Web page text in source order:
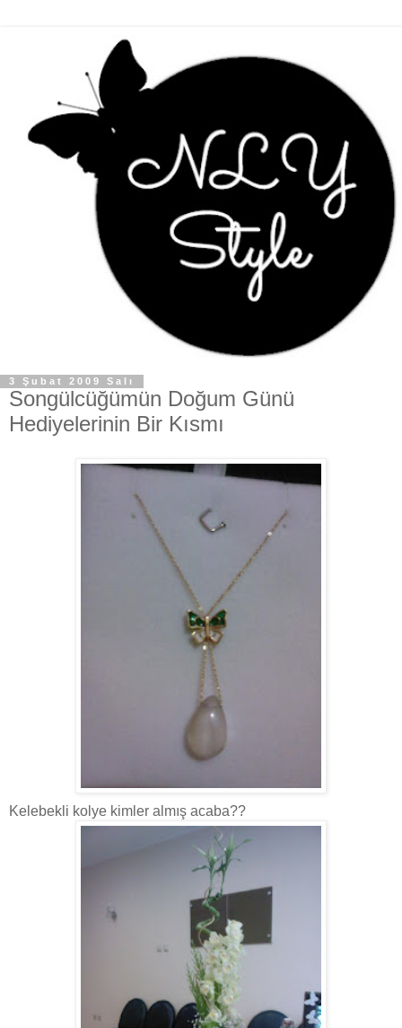
3 Şubat 2009 Salı
Songülcüğümün Doğum Günü
Hediyelerinin Bir Kısmı
Kelebekli kolye kimler almış acaba??